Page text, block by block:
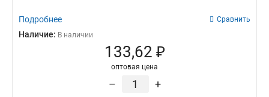
Подробнее Сравнить
Наличие: В наличии
133,62 ₽
оптовая цена
– +